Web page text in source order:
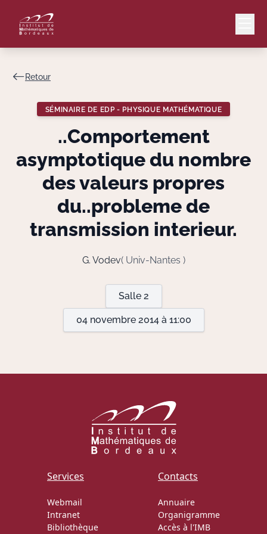
Lang
Le Laboratoire
Recherche
Bibliothèque
Retour
SÉMINAIRE DE EDP - PHYSIQUE MATHÉMATIQUE
..Comportement
asymptotique du nombre
des valeurs propres
du..probleme de
transmission interieur.
G. Vodev( Univ-Nantes )
Salle 2
04 novembre 2014 à 11:00
Services
Webmail
Intranet
Bibliothèque
Contacts
Annuaire
Organigramme
Accès à l'IMB